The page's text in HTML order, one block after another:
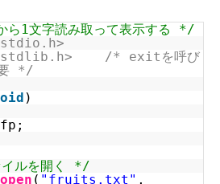
1文字読み取って表示する */
/* exitを呼び
要 */
)
ルを開く */
( "fruits.txt" ,